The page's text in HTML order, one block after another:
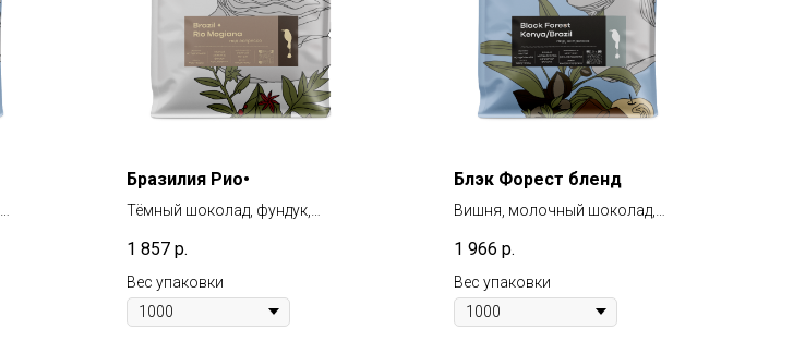
Бразилия Рио•
Тёмный шоколад, фундук,
1 857 р.
Вес упаковки
Блэк Форест бленд
Вишня, молочный шоколад,
1 966 р.
Вес упаковки